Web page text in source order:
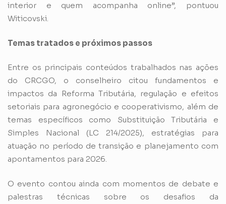
interior e quem acompanha online”, pontuou
Witicovski.
Temas tratados e próximos passos
Entre os principais conteúdos trabalhados nas ações
do CRCGO, o conselheiro citou fundamentos e
impactos da Reforma Tributária, regulação e efeitos
setoriais para agronegócio e cooperativismo, além de
temas específicos como Substituição Tributária e
Simples Nacional (LC 214/2025), estratégias para
atuação no período de transição e planejamento com
apontamentos para 2026.
O evento contou ainda com momentos de debate e
palestras técnicas sobre os desafios da